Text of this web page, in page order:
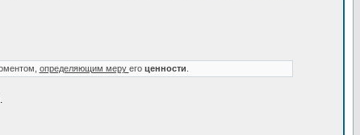
определяющим меру его ценности